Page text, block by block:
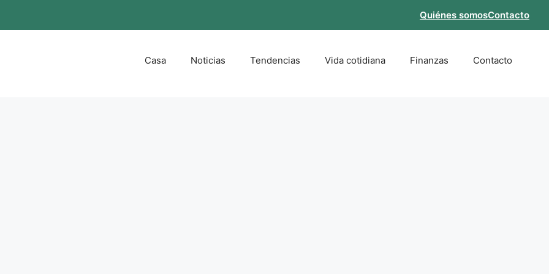
Quiénes somosContacto
Casa Noticias Tendencias Vida cotidiana Finanzas Contacto